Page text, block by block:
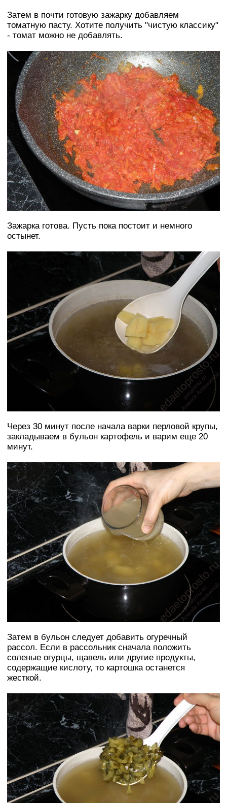
Затем в почти готовую зажарку добавляем
томатную пасту. Хотите получить "чистую классику"
- томат можно не добавлять.
Зажарка готова. Пусть пока постоит и немного
остынет.
Через 30 минут после начала варки перловой крупы,
закладываем в бульон картофель и варим еще 20
минут.
Затем в бульон следует добавить огуречный
рассол. Если в рассольник сначала положить
соленые огурцы, щавель или другие продукты,
содержащие кислоту, то картошка останется
жесткой.